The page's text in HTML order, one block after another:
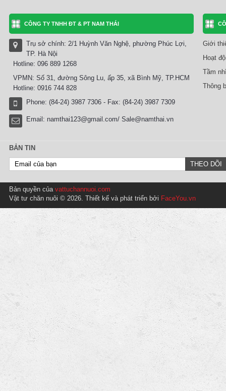
CÔNG TY TNHH ĐT & PT NAM THÁI
Trụ sở chính: 2/1 Huỳnh Văn Nghệ, phường Phúc Lợi,
TP. Hà Nội
Hotline: 096 889 1268
VPMN: Số 31, đường Sông Lu, ấp 35, xã Bình Mỹ, TP.HCM
Hotline: 0916 744 828
Phone: (84-24) 3987 7306 - Fax: (84-24) 3987 7309
Email: namthai123@gmail.com/ Sale@namthai.vn
Giới
Hoạt
Tầm
Thông
BẢN TIN
Bản quyền của vattuchannuoi.com
Vật tư chăn nuôi © 2026. Thiết kế và phát triển bởi FaceYou.vn